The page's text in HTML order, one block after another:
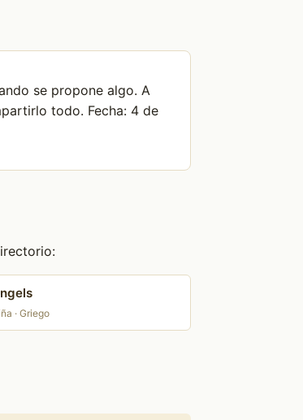
se propone algo. A
todo. Fecha: 4 de
· Griego